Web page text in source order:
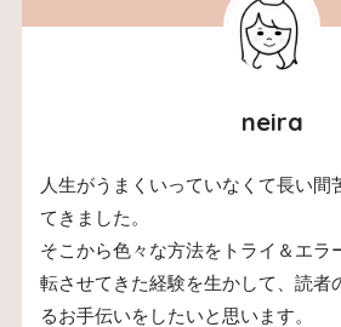
neira
人生がうまくいっていなくて長い間
てきました。
そこから色々な方法をトライ＆エラ
転させてきた経験を生かして、読者
るお手伝いをしたいと思います。